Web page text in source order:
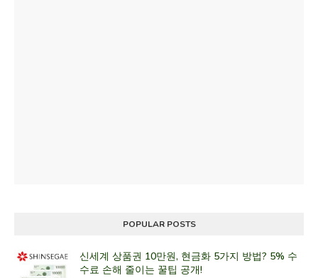
POPULAR POSTS
신세계 상품권 10만원, 현금화 5가지 방법? 5% 수
수료 손해 줄이는 꿀팁 공개!